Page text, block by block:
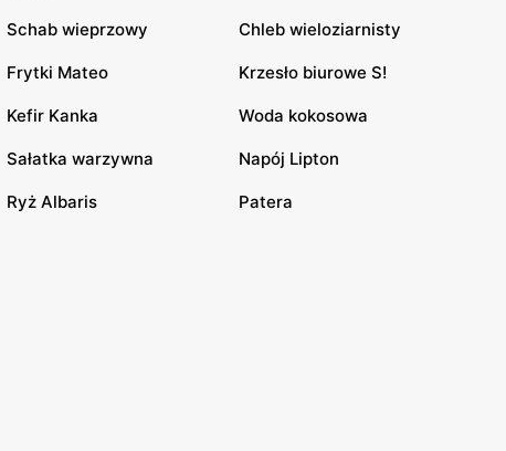
Schab wieprzowy Chleb wieloziarnisty
Frytki Mateo Krzesło biurowe S!
Kefir Kanka Woda kokosowa
Sałatka warzywna Napój Lipton
Ryż Albaris Patera